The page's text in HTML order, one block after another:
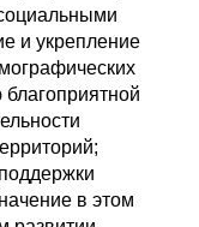
и укрепление
в этом